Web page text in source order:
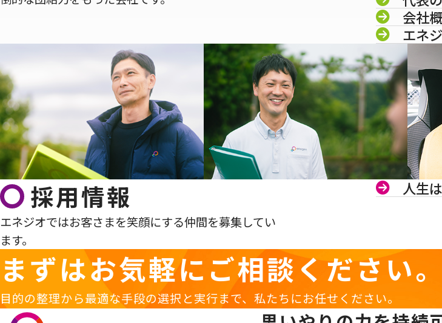
会社
エネ
採用情報
エネジオではお客さまを笑顔にする仲間を募集してい
ます。
人生
まずはお気軽に ご相談ください。
目的の整理から最適な手段の選択と実行まで、私たちにお任せください。